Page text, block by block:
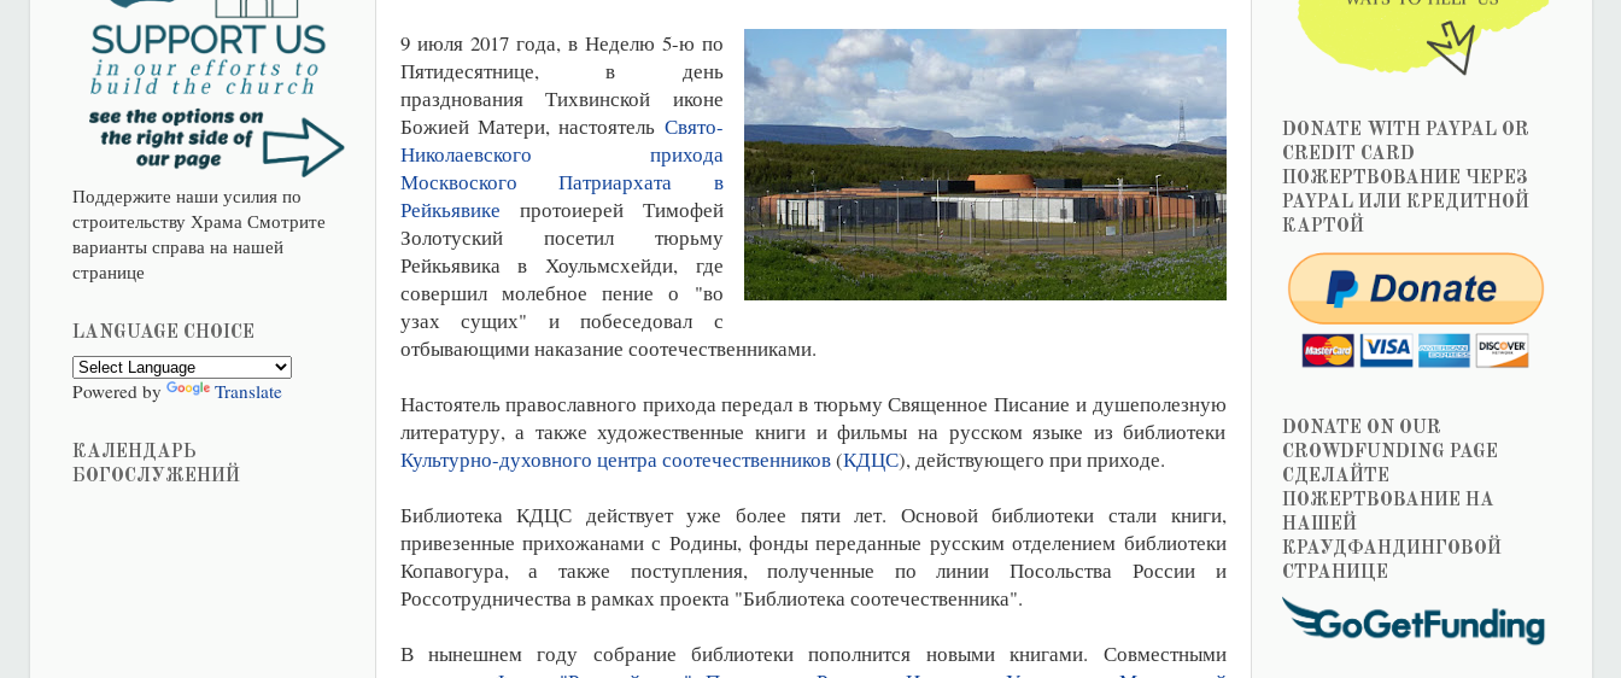
9 июля 2017 года, в Неделю 5-ю по
Пятидесятнице, в день
празднования Тихвинской иконе
Божией Матери, настоятель Свято-
Николаевского прихода
Москвоского Патриархата в
Рейкьявике протоиерей Тимофей
Золотуский посетил тюрьму
Рейкьявика в Хоульмсхейди, где
совершил молебное пение о "во
узах сущих" и побеседовал с
отбывающими наказание соотечественниками.
Настоятель православного прихода передал в тюрьму Священное Писание и душеполезную
литературу, а также художественные книги и фильмы на русском языке из библиотеки
Культурно-духовного центра соотечественников(КДЦС), действующего при приходе.
Библиотека КДЦС действует уже более пяти лет. Основой библиотеки стали книги,
привезенные прихожанами с Родины, фонды переданные русским отделением библиотеки
Копавогура, а также поступления, полученные по линии Посольства России и
Россотрудничества в рамках проекта "Библиотека соотечественника".
В нынешнем году собрание библиотеки пополнится новыми книгами. Совместными
Поддержите наши усилия по
строительству Храма Смотрите
варианты справа на нашей
странице
LANGUAGE CHOICE
Powered by Translate
КАЛЕНДАРЬ
БОГОСЛУЖЕНИЙ
DONATE WITH PAYPAL OR
CREDIT CARD
ПОЖЕРТВОВАНИЕ ЧЕРЕЗ
PAYPAL ИЛИ КРЕДИТНОЙ
КАРТОЙ
DONATE ON OUR
CROWDFUNDING PAGE
СДЕЛАЙТЕ
ПОЖЕРТВОВАНИЕ НА
НАШЕЙ
КРАУДФАНДИНГОВОЙ
СТРАНИЦЕ